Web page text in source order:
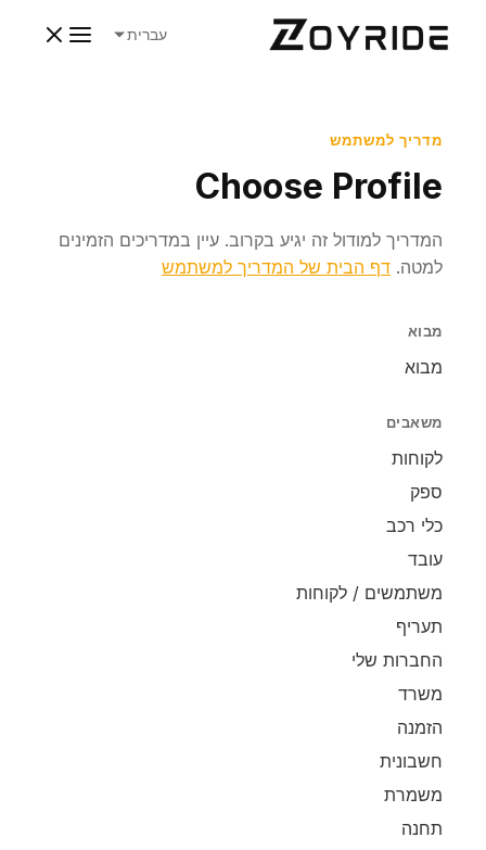
עברית
מדריך למשתמש
Choose Profile
המדריך למודול זה יגיע בקרוב. עיין במדריכים הזמינים
למטה. דף הבית של המדריך למשתמש
מבוא
מבוא
משאבים
לקוחות
ספק
כלי רכב
עובד
משתמשים / לקוחות
תעריף
החברות שלי
משרד
הזמנה
חשבונית
משמרת
תחנה